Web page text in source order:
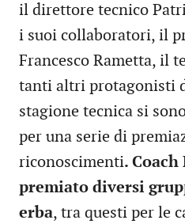
il direttore tecnico
i suoi collaboratori, il
Francesco Rametta, il
tanti altri protagonisti
stagione tecnica si
per una serie di
riconoscimenti.
premiato diversi
erba, tra questi per le